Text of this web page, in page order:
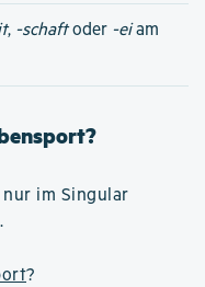
, -schaftoder -eiam
im Singular
?